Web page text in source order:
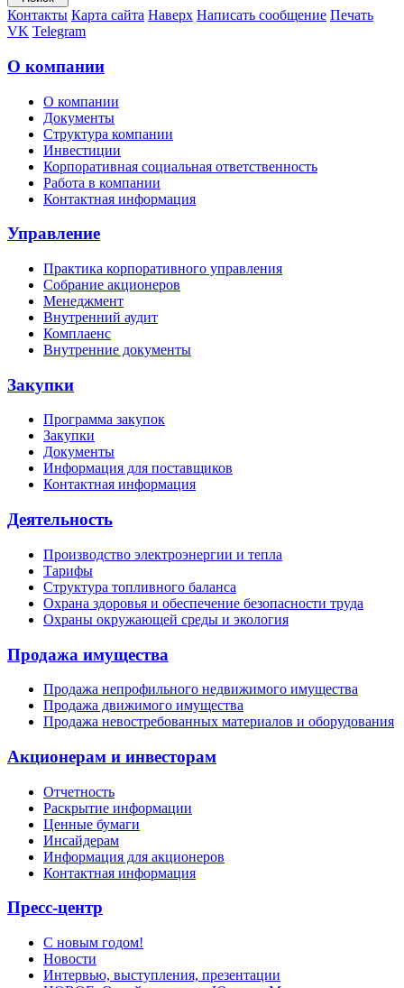
Контакты Карта сайта Наверх Написать сообщение Печать
VK Telegram
О компании
О компании
Документы
Структура компании
Инвестиции
Корпоративная социальная ответственность
Работа в компании
Контактная информация
Управление
Практика корпоративного управления
Собрание акционеров
Менеджмент
Внутренний аудит
Комплаенс
Внутренние документы
Закупки
Программа закупок
Закупки
Документы
Информация для поставщиков
Контактная информация
Деятельность
Производство электроэнергии и тепла
Тарифы
Структура топливного баланса
Охрана здоровья и обеспечение безопасности труда
Охраны окружающей среды и экология
Продажа имущества
Продажа непрофильного недвижимого имущества
Продажа движимого имущества
Продажа невостребованных материалов и оборудования
Акционерам и инвесторам
Отчетность
Раскрытие информации
Ценные бумаги
Инсайдерам
Информация для акционеров
Контактная информация
Пресс-центр
С новым годом!
Новости
Интервью, выступления, презентации